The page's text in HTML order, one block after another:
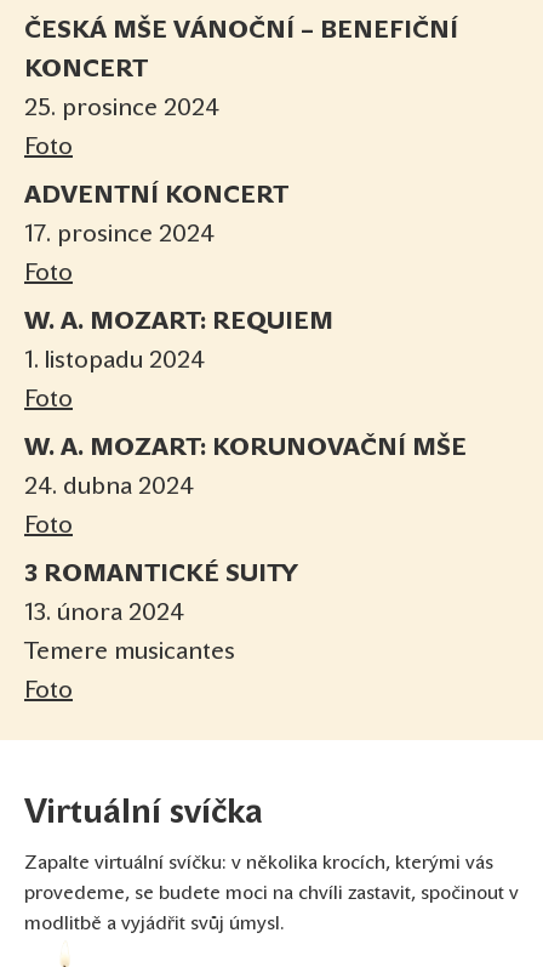
ČESKÁ MŠE VÁNOČNÍ – BENEFIČNÍ
KONCERT
25. prosince 2024
Foto
ADVENTNÍ KONCERT
17. prosince 2024
Foto
W. A. MOZART: REQUIEM
1. listopadu 2024
Foto
W. A. MOZART: KORUNOVAČNÍ MŠE
24. dubna 2024
Foto
3 ROMANTICKÉ SUITY
13. února 2024
Temere musicantes
Foto
Virtuální svíčka
Zapalte virtuální svíčku: v několika krocích, kterými vás
provedeme, se budete moci na chvíli zastavit, spočinout v
modlitbě a vyjádřit svůj úmysl.